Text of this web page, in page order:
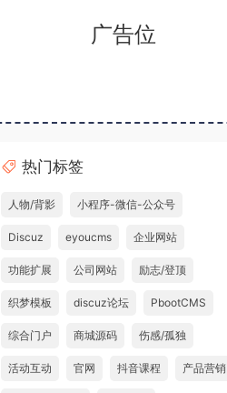
广告位
热门标签
人物/背影 小程序-微信-公众号
Discuz eyoucms 企业网站
功能扩展 公司网站 励志/登顶
织梦模板 discuz论坛 PbootCMS
综合门户 商城源码 伤感/孤独
活动互动 官网 抖音课程 产品营销